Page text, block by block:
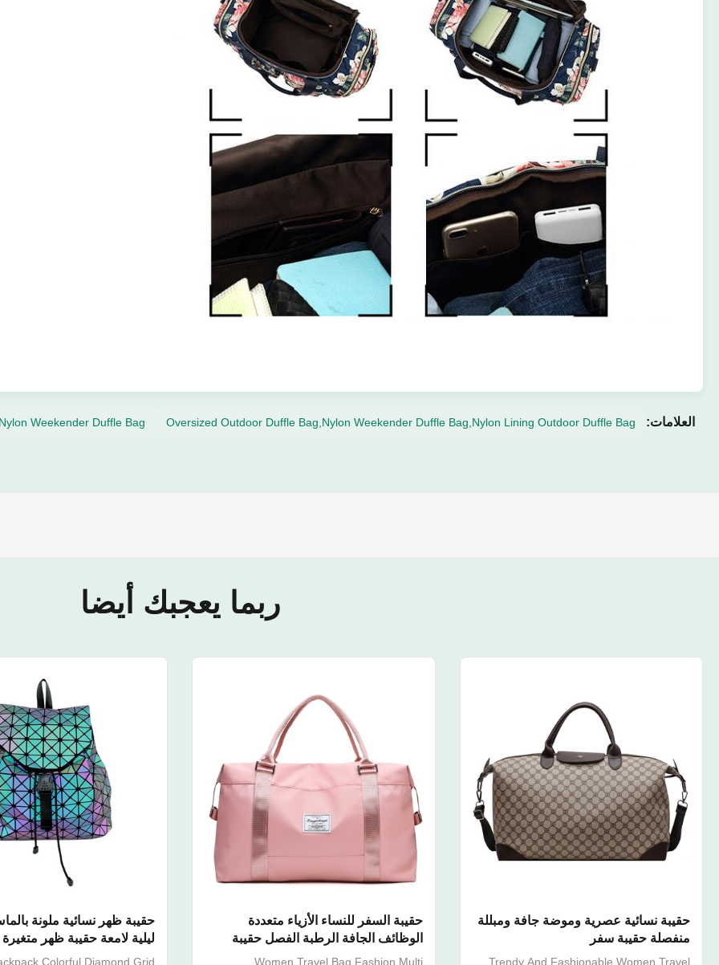
العلامات: Oversized Outdoor Duffle Bag,Nylon Weekender Duffle Bag,Nylon Lining Outdoor Duffle Bag
Nylon Weekender Duffle Bag
ربما يعجبك أيضا
حقيبة نسائية عصرية وموضة جافة ومبللة
منفصلة حقيبة سفر
Trendy And Fashionable Women Travel
حقيبة السفر للنساء الأزياء متعددة
الوظائف الجافة الرطبة الفصل حقيبة
اللياقة البدنية
Women Travel Bag Fashion Multi
حقيبة ظهر نسائية ملونة
ليلية لامعة حقيبة ظهر متغيرة
Colorful Diamond Grid